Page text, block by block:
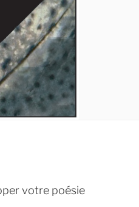
votre poésie